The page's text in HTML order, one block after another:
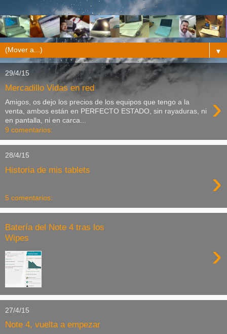
▼
29/4/15
Mercadillo Vidas en red
›
Amigos, os dejo los precios de los equipos que tengo a la
venta, ambos están en PERFECTO ESTADO, sin rayaduras, ni
en pantalla, ni en carca...
9 comentarios:
28/4/15
Historia de mis tablets ›
5 comentarios:
Batería del Note 4 tras los
Wipes
›
27/4/15
Note 4, vuelta a empezar